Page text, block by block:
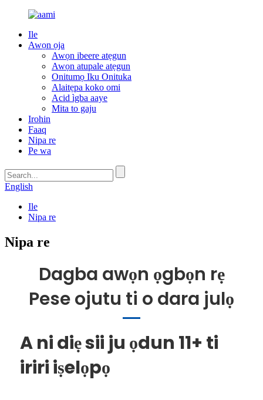
Ile
Awọn ọja
Awọn ibeere atẹgun
Awọn atupale atẹgun
Onitumọ Iku Onituka
Alaitẹpa koko omi
Acid ìgba aaye
Mita to gaju
Irohin
Faaq
Nipa re
Pe wa
English
Ile
Nipa re
Nipa re
Dagba awọn ọgbọn rẹ
Pese ojutu ti o dara julọ
A ni diẹ sii ju ọdun 11+ ti
iriri iṣelọpọ